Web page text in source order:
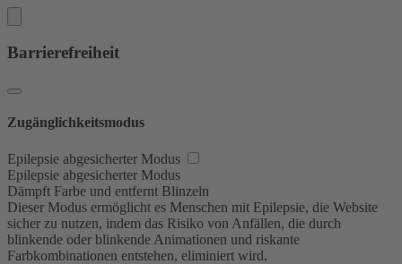
Barrierefreiheit
Zugänglichkeitsmodus
Epilepsie abgesicherter Modus
Epilepsie abgesicherter Modus
Dämpft Farbe und entfernt Blinzeln
Dieser Modus ermöglicht es Menschen mit Epilepsie, die Website
sicher zu nutzen, indem das Risiko von Anfällen, die durch
blinkende oder blinkende Animationen und riskante
Farbkombinationen entstehen, eliminiert wird.